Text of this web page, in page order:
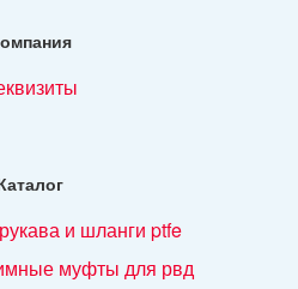
и шланги ptfe
муфты для рвд